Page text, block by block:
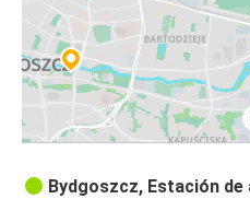
Bydgoszcz, Estación